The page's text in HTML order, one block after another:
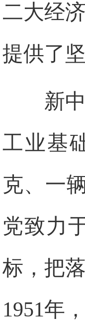
二大经
提供了
新
工业基
克、一
党致力
标，把
1951年